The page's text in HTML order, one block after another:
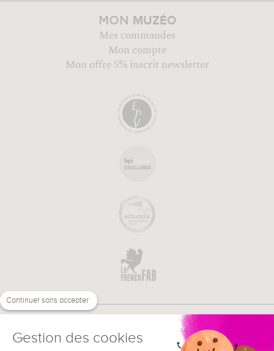
MON MUZÉO
Mes commandes
Mon compte
Mon offre 5% inscrit newsletter
Continuer sans accepter
Gestion des cookies